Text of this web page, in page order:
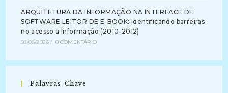
ARQUITETURA DA INFORMAÇÃO NA INTERFACE DE
SOFTWARE LEITOR DE E-BOOK: identificando barreiras
no acesso a informação (2010-2012)
03/08/2026 / 0 COMENTÁRIO
Palavras-Chave